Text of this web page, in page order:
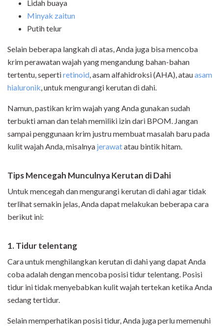
Lidah buaya
Minyak zaitun
Putih telur
Selain beberapa langkah di atas, Anda juga bisa mencoba
krim perawatan wajah yang mengandung bahan-bahan
tertentu, sepertiretinoid, asam alfahidroksi (AHA), atauasam
hialuronik, untuk mengurangi kerutan di dahi.
Namun, pastikan krim wajah yang Anda gunakan sudah
terbukti aman dan telah memiliki izin dari BPOM. Jangan
sampai penggunaan krim justru membuat masalah baru pada
kulit wajah Anda, misalnya jerawatatau bintik hitam.
Tips Mencegah Munculnya Kerutan di Dahi
Untuk mencegah dan mengurangi kerutan di dahi agar tidak
terlihat semakin jelas, Anda dapat melakukan beberapa cara
berikut ini:
1. Tidur telentang
Cara untuk menghilangkan kerutan di dahi yang dapat Anda
coba adalah dengan mencoba posisi tidur telentang. Posisi
tidur ini tidak menyebabkan kulit wajah tertekan ketika Anda
sedang tertidur.
Selain memperhatikan posisi tidur, Anda juga perlu memenuhi